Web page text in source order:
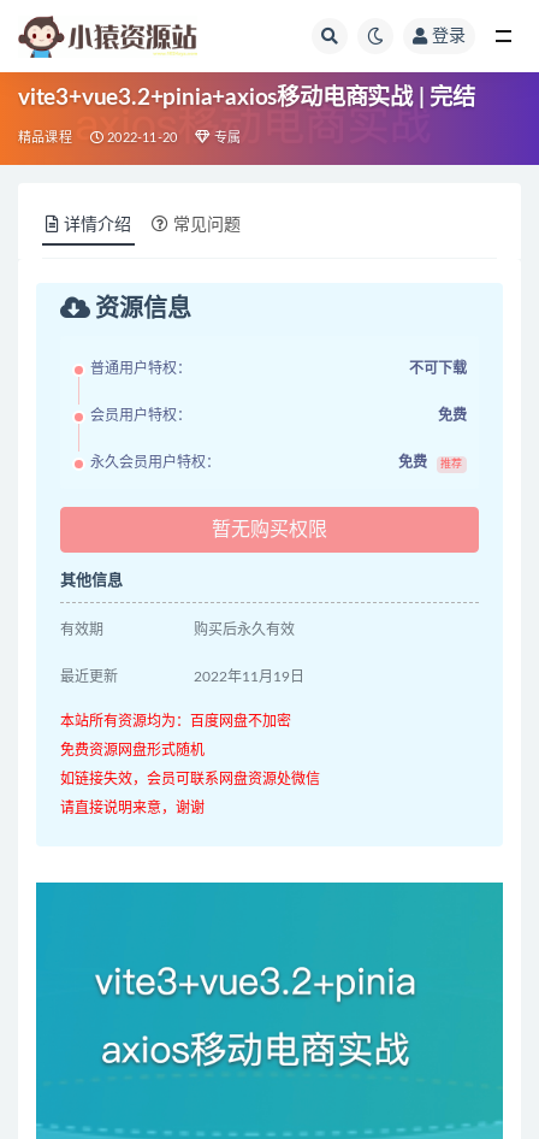
登录
vite3+vue3.2+pinia+axios移动电商实战 | 完结
精品课程 2022-11-20 专属
详情介绍 常见问题
资源信息
普通用户特权： 不可下载
会员用户特权： 免费
永久会员用户特权： 免费 推荐
暂无购买权限
其他信息
有效期 购买后永久有效
最近更新 2022年11月19日
本站所有资源均为：百度网盘不加密
免费资源网盘形式随机
如链接失效，会员可联系网盘资源处微信
请直接说明来意，谢谢